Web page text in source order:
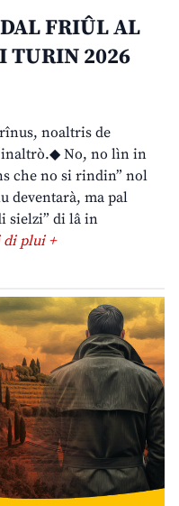
FRIÛL AL
TURIN 2026
noaltris de
inaltrò.◆ No, no lìn in
che no si rindin” nol
deventarà, ma pal
sielzi” di lâ in
plui +